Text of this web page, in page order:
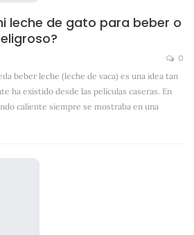
leche de gato para beber o
0
beber leche (leche de vaca) es una idea tan
ha existido desde las películas caseras. En
caliente siempre se mostraba en una